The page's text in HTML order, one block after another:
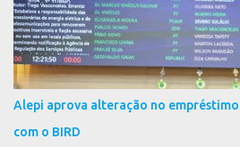
2023”. Se aprovada urgência, o PL
qualquer momento. Não foi divulgado
A pauta da anistia voltou a ganhar
condenação do ex-presidente Jair
de Estado, entre outros crimes. A
Liberal (PL) argumenta que o
Federal (STF) da trama golpista seria
Alepi aprova alteração no
com o BIRD